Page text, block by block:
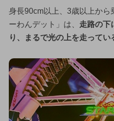
身長90cm以上、3歳以上から
ーわんデット」は、 走路の下
り、まるで光の上を走ってい